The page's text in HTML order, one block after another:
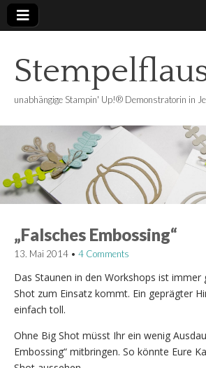
unabhängige Stampin' Up!® Demonstratorin in
„Falsches Embossing“
13. Mai 2014 • 4 Comments
Das Staunen in den Workshops ist
Shot zum Einsatz kommt. Ein geprägter
einfach toll.
Ohne Big Shot müsst Ihr ein wenig
Embossing“ mitbringen. So könnte Eure